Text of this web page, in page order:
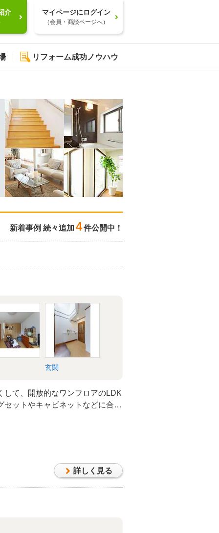
介 マイページにログイン
（会員・商談ページへ）
リフォーム成功ノウハウ
新着事例 続々追加 4件公開中！
玄関
して、開放的なワンフロアのLDK
セットやキャビネットなどに合う
詳しく見る